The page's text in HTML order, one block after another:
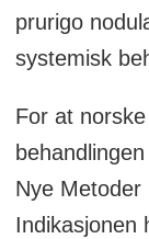
prurigo
systemisk
For at
Nye Metoder
Indikasjonen